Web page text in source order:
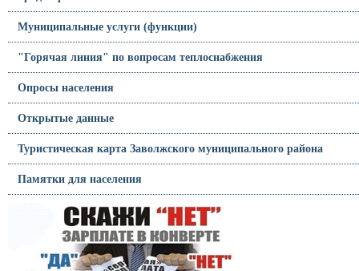
Муниципальные услуги (функции)
"Горячая линия" по вопросам теплоснабжения
Опросы населения
Открытые данные
Туристическая карта Заволжского муниципального района
Памятки для населения